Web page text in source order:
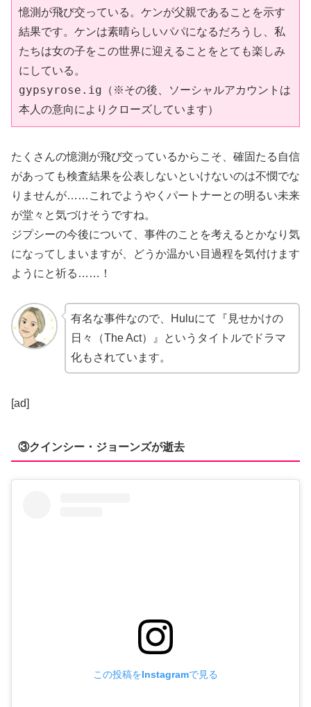
憶測が飛び交っている。ケンが父親であることを示す
結果です。ケンは素晴らしいパパになるだろうし、私
たちは女の子をこの世界に迎えることをとても楽しみ
にしている。
gypsyrose.ig（※その後、ソーシャルアカウントは
本人の意向によりクローズしています）
たくさんの憶測が飛び交っているからこそ、確固たる自信
があっても検査結果を公表しないといけないのは不憫でな
りませんが……これでようやくパートナーとの明るい未来
が堂々と気づけそうですね。
ジプシーの今後について、事件のことを考えるとかなり気
になってしまいますが、どうか温かい目過程を気付けます
ようにと祈る……！
有名な事件なので、Huluにて『見せかけの
日々（The Act）』というタイトルでドラマ
化もされています。
[ad]
③クインシー・ジョーンズが逝去
この投稿をInstagramで見る